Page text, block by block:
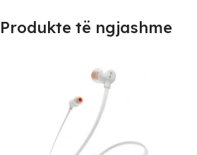
Produkte të ngjashme